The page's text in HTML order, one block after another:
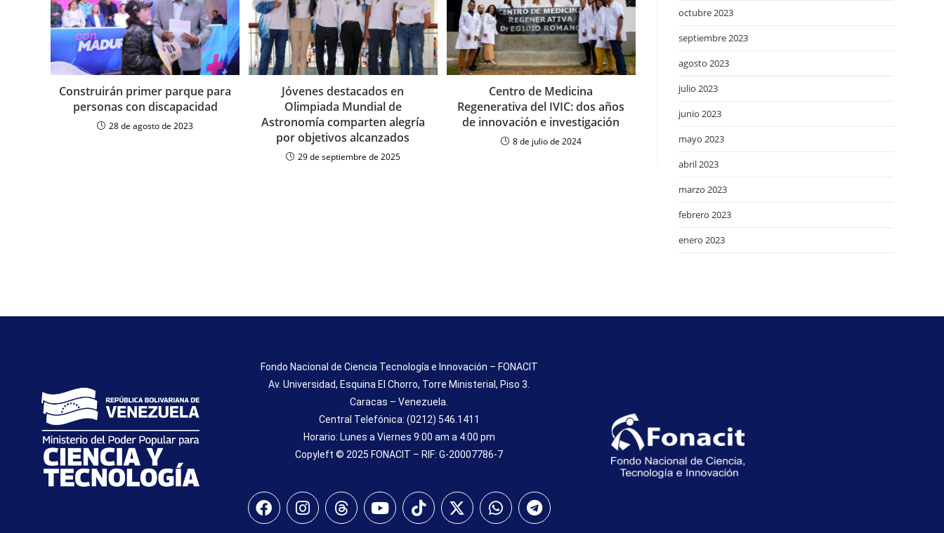
Construirán primer parque para
personas con discapacidad
28 de agosto de 2023
Jóvenes destacados en
Olimpiada Mundial de
Astronomía comparten alegría
por objetivos alcanzados
29 de septiembre de 2025
Centro de Medicina
Regenerativa del IVIC: dos años
de innovación e investigación
8 de julio de 2024
octubre 2023
septiembre 2023
agosto 2023
julio 2023
junio 2023
mayo 2023
abril 2023
marzo 2023
febrero 2023
enero 2023
Fondo Nacional de Ciencia Tecnología e Innovación – FONACIT
Av. Universidad, Esquina El Chorro, Torre Ministerial, Piso 3.
Caracas – Venezuela.
Central Telefónica: (0212) 546.1411
Horario: Lunes a Viernes 9:00 am a 4:00 pm
Copyleft © 2025 FONACIT – RIF: G-20007786-7